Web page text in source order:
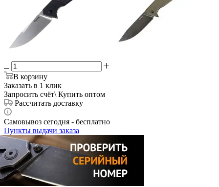
В корзину
Заказать в 1 клик
Запросить счёт\ Купить оптом
Рассчитать доставку
Самовывоз сегодня - бесплатно
Пункты выдачи заказа